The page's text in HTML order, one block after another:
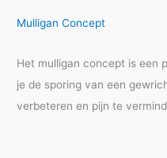
Mulligan Concept
Het mulligan concept is een
je de sporing van een
verbeteren en pijn te